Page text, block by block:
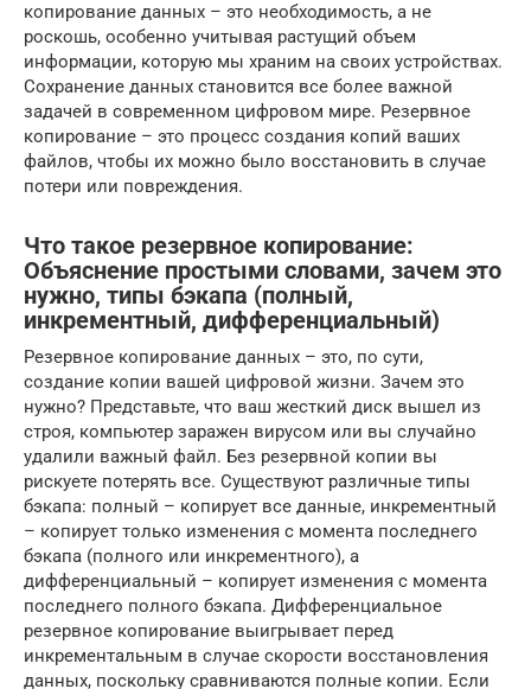
копирование данных – это необходимость, а не
роскошь, особенно учитывая растущий объем
информации, которую мы храним на своих устройствах.
Сохранение данных становится все более важной
задачей в современном цифровом мире. Резервное
копирование – это процесс создания копий ваших
файлов, чтобы их можно было восстановить в случае
потери или повреждения.
Что такое резервное копирование:
Объяснение простыми словами, зачем это
нужно, типы бэкапа (полный,
инкрементный, дифференциальный)
Резервное копирование данных – это, по сути,
создание копии вашей цифровой жизни. Зачем это
нужно? Представьте, что ваш жесткий диск вышел из
строя, компьютер заражен вирусом или вы случайно
удалили важный файл. Без резервной копии вы
рискуете потерять все. Существуют различные типы
бэкапа: полный – копирует все данные, инкрементный
– копирует только изменения с момента последнего
бэкапа (полного или инкрементного), а
дифференциальный – копирует изменения с момента
последнего полного бэкапа. Дифференциальное
резервное копирование выигрывает перед
инкрементальным в случае скорости восстановления
данных, поскольку сравниваются полные копии. Если